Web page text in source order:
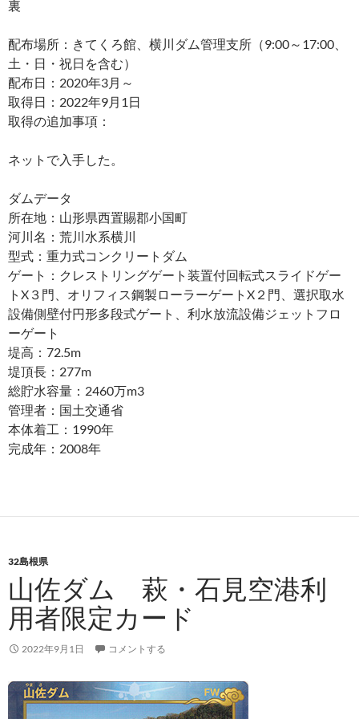
裏
配布場所：きてくろ館、横川ダム管理支所（9:00～17:00、
土・日・祝日を含む）
配布日：2020年3月～
取得日：2022年9月1日
取得の追加事項：
ネットで入手した。
ダムデータ
所在地：山形県西置賜郡小国町
河川名：荒川水系横川
型式：重力式コンクリートダム
ゲート：クレストリングゲート装置付回転式スライドゲー
トX３門、オリフィス鋼製ローラーゲートX２門、選択取水
設備側壁付円形多段式ゲート、利水放流設備ジェットフロ
ーゲート
堤高：72.5m
堤頂長：277m
総貯水容量：2460万m3
管理者：国土交通省
本体着工：1990年
完成年：2008年
32島根県
山佐ダム 萩・石見空港利
用者限定カード
2022年9月1日 コメントする